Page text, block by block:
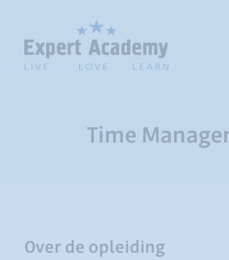
Time
Over de opleiding